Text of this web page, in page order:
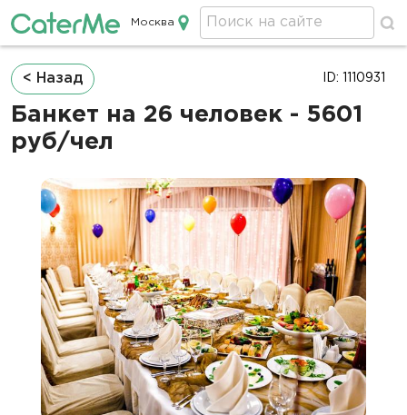
Кейтеринг в Москве
Москва
Строка
навигации
< Назад
Банкет на 26 человек - 5601
руб/чел
ID: 1110931